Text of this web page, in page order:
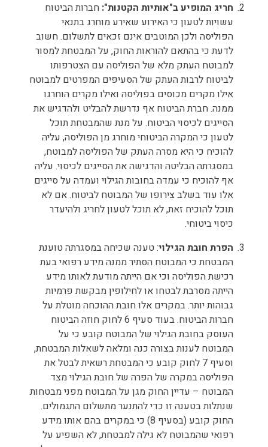
חריג המופיע ב"אותיות הקטנות": חברות הביטוח
עשויות לטעון כי האירוע שאירע מוחרג בתנאי
הפוליסה ולכן המוטבים אינם זכאים לתשלום. חשוב
לדעת כי בהתאם להוראות החוק, על המבטחת למסור
למבוטח העתק מלא של הפוליסה עם הצטרפותו
לביטוח לרבות העתק של הסעיפים המפרטים למבוטח
אילו מקרים מכוסים בפוליסה ואילו מקרים הוחרגו
ממנה. חברת הביטוח אף נדרשת להבליט ולהדגיש את
הסייגים לכיסוי הביטוח. על מנת שהמבטחת תוכל
לטעון כי המקרה הביטוחי מוחרג מן הפוליסה, עליה
להוכיח כי היא מסרה העתק של הפוליסה למבוטח,
במסגרתה הבליטה והדגישה את הסייגים לכיסוי. עליה
אף להוכיח כי עמדה בחובות הגילוי ועמדה על סייגים
אלו עוד בשלב צירופו של המבוטח לביטוח. אם לא
תוכל להוכיח זאת, לא תוכל לטעון לחריג ולהיעדר
כיסוי ביטוחי.
הפרת חובת הגילוי: טענה שכיחה במסגרתה טוענת
המבטחת כי המבוטח הסתיר ממנה מידע רפואי בעת
רכישת הפוליסה וכי אם הייתה מודעת לאותו מידע
הייתה מסרבת לבטחו או לחילופין מבקשת פרמיות
גבוהות יותר. במקרים אלו חובת ההוכחה מוטלת על
חברות הביטוח. בעוד סעיף 6 לחוק חוזה הביטוח
העוסק בחובת הגילוי של המבוטח קובע כי על
המבוטח לענות בצורה כנה ומלאה לשאלות המבטחת,
וסעיף 7 לחוק קובע כי המבטחת רשאית לבטל את
הפוליסה במקרה של הפרה של חובת הגילוי מצד
המבוטח – עדיין החוק מגן על המבוטח מפני מבטחות
שנתלות בטענה זו כדי להתנער מתשלום התגמולים.
החוק קובע (בסעיף 8) כי במקרים בהם אותו מידע
רפואי שהמבוטח לא גילה למבטחת, לא השפיע על